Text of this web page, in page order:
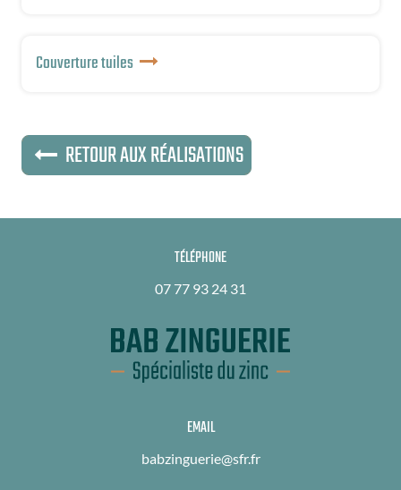
Couverture tuiles
RETOUR AUX RÉALISATIONS
TÉLÉPHONE
07 77 93 24 31
EMAIL
babzinguerie@sfr.fr